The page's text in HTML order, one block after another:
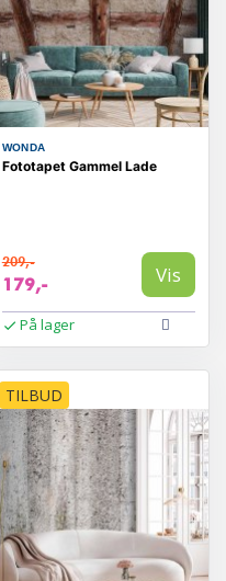
WONDA
Fototapet Gammel Lade
209,-
179,- Vis
På lager
TILBUD